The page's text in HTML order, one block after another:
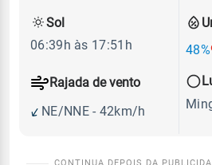
48%
Rajada de vento
NE/NNE - 42km/h
Sol
06:39h às 17:51h